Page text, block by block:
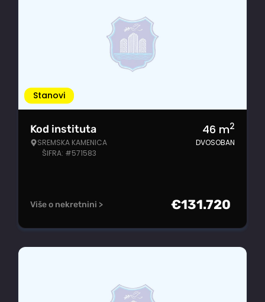
Stanovi
Kod instituta
SREMSKA KAMENICA
ŠIFRA: #571583
46 m2
DVOSOBAN
Više o nekretnini > €131.720